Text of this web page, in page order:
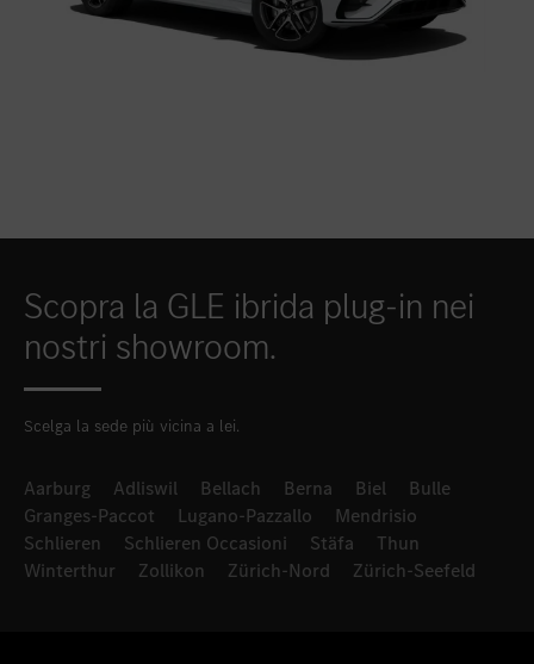
Scopra la GLE ibrida plug-in nei
nostri showroom.
Scelga la sede più vicina a lei.
Aarburg Adliswil Bellach Berna Biel
Bulle
Granges-Paccot
Lugano-Pazzallo
Mendrisio
Schlieren
Schlieren Occasioni Stäfa
Thun
Winterthur
Zollikon Zürich-Nord Zürich-Seefeld